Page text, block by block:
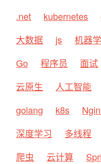
.net
kubernetes
大数据
js 机器
Go
程序员 面试
云原生
人工智能
golang
k8s
深度学习
多线程
爬虫
云计算